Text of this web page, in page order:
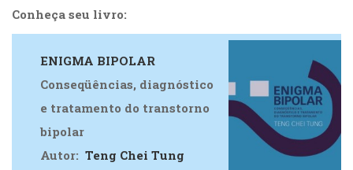
Conheça seu livro:
ENIGMA BIPOLAR
Conseqüências, diagnóstico
e tratamento do transtorno
bipolar
Autor: Teng Chei Tung